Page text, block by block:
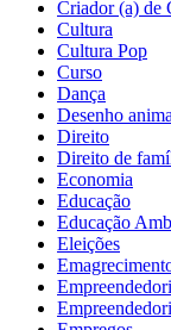
Criador (a) de
Cultura
Cultura Pop
Curso
Dança
Desenho
Direito
Direito de
Economia
Educação
Educação
Eleições